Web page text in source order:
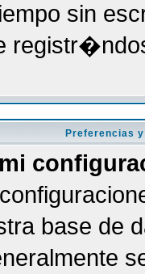
sin
Preferencias
base de